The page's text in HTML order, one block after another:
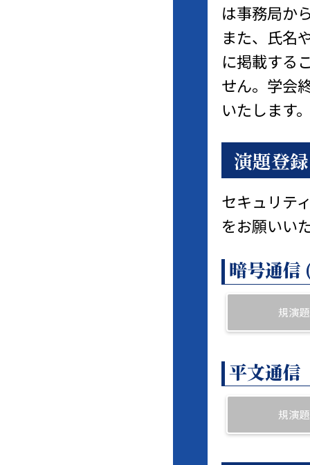
は事務局か
また、氏名
に掲載する
せん。学会
いたします
演題登録
セキュリテ
をお願いい
暗号通信
規演
平文通信
規演